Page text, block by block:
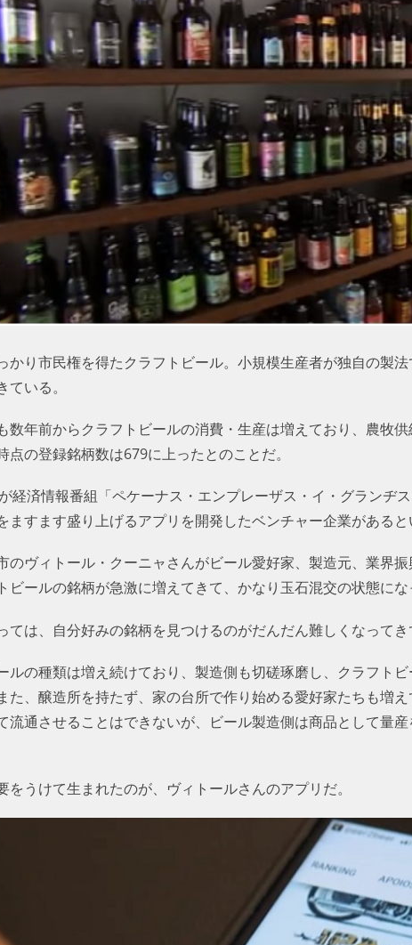
サッカー
PEOPLE
ビジネス
コラム
かり市民権を得たクラフトビール。小規模生産者が独自の製
ている。
数年前からクラフトビールの消費・生産は増えており、農牧
点の登録銘柄数は679に上ったとのことだ。
経済情報番組「ペケーナス・エンプレーザス・イ・グランヂ
ますます盛り上げるアプリを開発したベンチャー企業があると
のヴィトール・クーニャさんがビール愛好家、製造元、業界
ビールの銘柄が急激に増えてきて、かなり玉石混交の状態にな
ては、自分好みの銘柄を見つけるのがだんだん難しくなってき
ルの種類は増え続けており、製造側も切磋琢磨し、クラフト
た、醸造所を持たず、家の台所で作り始める愛好家たちも増
流通させることはできないが、ビール製造側は商品として量
をうけて生まれたのが、ヴィトールさんのアプリだ。